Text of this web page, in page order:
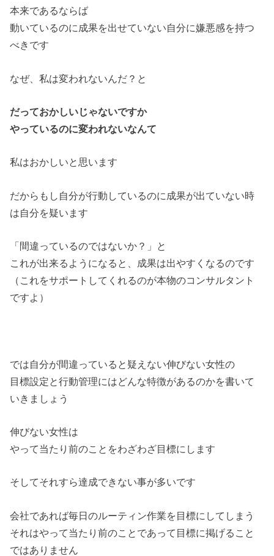
本来であるならば
動いているのに成果を出せていない自分に嫌悪感を持つ
べきです
なぜ、私は変われないんだ？と
だっておかしいじゃないですか
やっているのに変われないなんて
私はおかしいと思います
だからもし自分が行動しているのに成果が出ていない時
は自分を疑います
「間違っているのではないか？」と
これが出来るようになると、成果は出やすくなるのです
（これをサポートしてくれるのが本物のコンサルタント
ですよ）
では自分が間違っていると疑えない伸びない女性の
目標設定と行動管理にはどんな特徴があるのかを書いて
いきましょう
伸びない女性は
やって当たり前のことをわざわざ目標にします
そしてそれすら達成できない事が多いです
会社であれば毎日のルーティン作業を目標にしてしまう
それはやって当たり前のことであって目標に掲げること
ではありません